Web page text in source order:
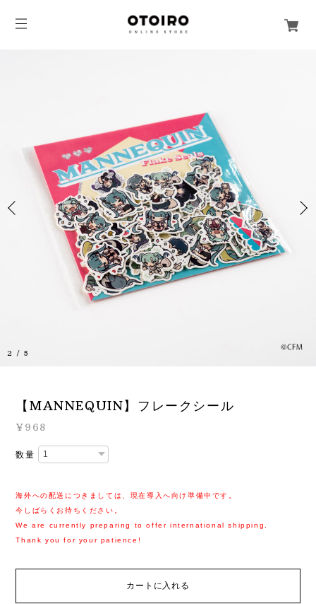
2 /5
【MANNEQUIN】フレークシール
¥968
数量
海外への配送につきましては、現在導入へ向け準備中です。
今しばらくお待ちください。
We are currently preparing to offer international shipping.
Thank you for your patience!
カートに入れる